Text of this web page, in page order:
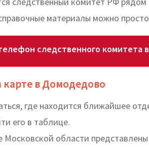
материалы можно
следственного комитета
в Домодедово
где находится ближайшее
его в таблице.
Московской области